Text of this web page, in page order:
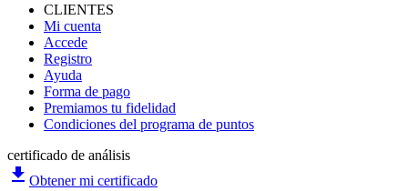
CLIENTES
Mi cuenta
Accede
Registro
Ayuda
Forma de pago
Premiamos tu fidelidad
Condiciones del programa de puntos
certificado de análisis
file_download Obtener mi certificado